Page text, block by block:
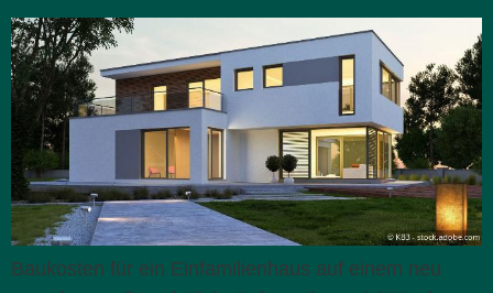
Baukosten für ein Einfamilienhaus auf einem neu